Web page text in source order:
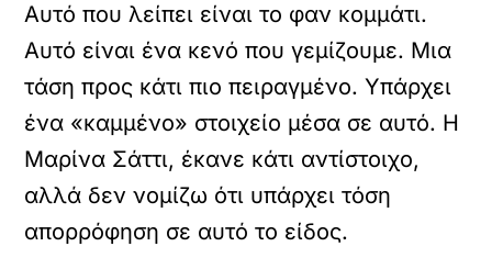
Αυτό που λείπει είναι το φαν κομμάτι.
Αυτό είναι ένα κενό που γεμίζουμε. Μια
τάση προς κάτι πιο πειραγμένο. Υπάρχει
ένα «καμμένο» στοιχείο μέσα σε αυτό. Η
Μαρίνα Σάττι, έκανε κάτι αντίστοιχο,
αλλά δεν νομίζω ότι υπάρχει τόση
απορρόφηση σε αυτό το είδος.